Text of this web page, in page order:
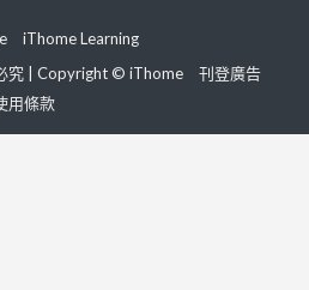
iThome Learning
究 | Copyright © iThome
刊登廣告
用條款